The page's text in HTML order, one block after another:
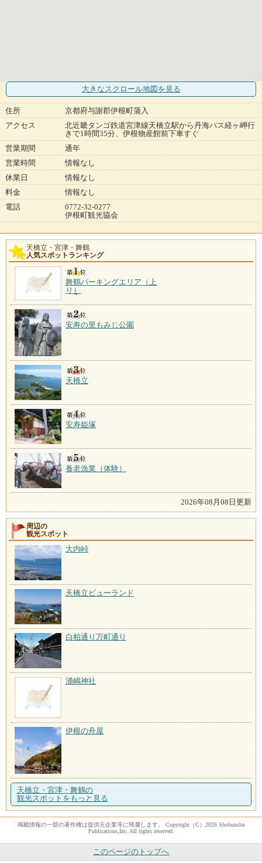
大きなスクロール地図 を見る
住所
京都府与謝郡伊根町蒲入
アクセス
北近畿タンゴ鉄道宮津線天橋立駅から丹海バス経ヶ岬行
きで1時間35分、伊根物産館前下車すぐ
営業期間
通年
営業時間
情報なし
休業日
情報なし
料金
情報なし
電話
0772-32-0277
伊根町観光協会
天橋立・宮津・舞鶴
人気スポットランキング
舞鶴パーキングエリア（上
り）
安寿の里もみじ公園
天橋立
安寿姫塚
養老漁業（体験）
2026年08月08日更新
周辺の
観光スポット
大内峠
天橋立ビューランド
白柏通り万町通り
浦嶋神社
伊根の舟屋
天橋立・宮津・舞鶴の
観光スポットをもっと見る
掲載情報の一部の著作権は提供元企業等に帰属します。 Copyright（C）2026 Shobunsha
Publications,Inc. All rights reserved.
このページのトップへ